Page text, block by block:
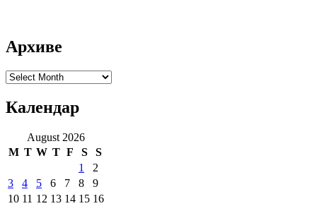
Архиве
Архиве
Календар
August 2026
M T W T F S
S
1
2
3
4 5 6 7 8
9
10 11 12 13 14 15 16